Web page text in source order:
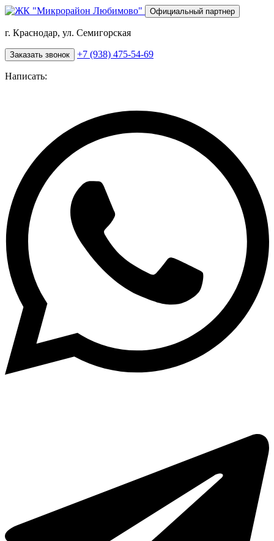
Перейти
основному
Официальный партнер
г. Краснодар, ул. Семигорская
Заказать звонок +7 (938) 475-54-69
Написать: